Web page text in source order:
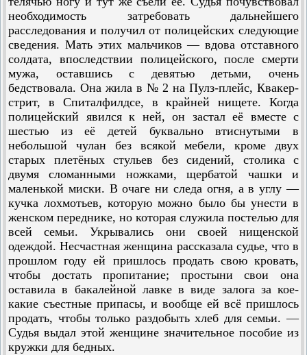
необходимость затребовать дальнейшего
расследования и получил от полицейских следующие
сведения. Мать этих мальчиков — вдова отставного
солдата, впоследствии полицейского, после смерти
мужа, оставшись с девятью детьми, очень
бедствовала. Она жила в № 2 на Пулз-плейс, Квакер-
стрит, в Спиталфилдсе, в крайней нищете. Когда
полицейский явился к ней, он застал её вместе с
шестью из её детей буквально втиснутыми в
небольшой чулан без всякой мебели, кроме двух
старых плетёных стульев без сидений, столика с
двумя сломанными ножками, щербатой чашки и
маленькой миски. В очаге ни следа огня, а в углу —
кучка лохмотьев, которую можно было бы унести в
женском переднике, но которая служила постелью для
всей семьи. Укрывались они своей нищенской
одеждой. Несчастная женщина рассказала судье, что в
прошлом году ей пришлось продать свою кровать,
чтобы достать пропитание; простыни свои она
оставила в бакалейной лавке в виде залога за кое-
какие съестные припасы, и вообще ей всё пришлось
продать, чтобы только раздобыть хлеб для семьи. —
Судья выдал этой женщине значительное пособие из
кружки для бедных.